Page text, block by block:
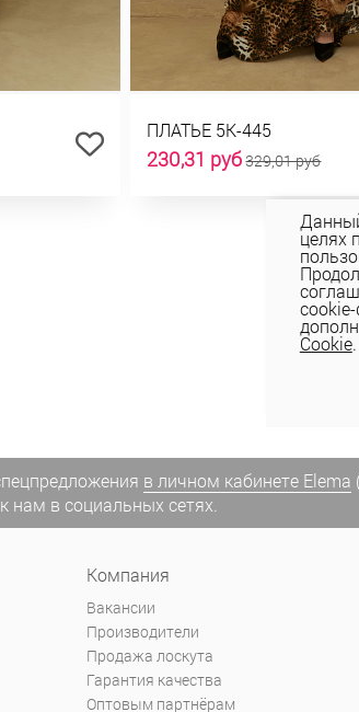
ПЛАТЬЕ 5К-445
230,31 руб329,01 руб
в личном кабинете Elema
нам в социальных сетях.
Компания
Вакансии
Производители
Продажа лоскута
Гарантия качества
Оптовым партнёрам
целях
Cookie.